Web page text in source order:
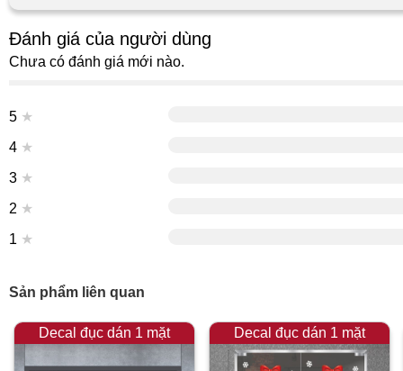
Đánh giá của người dùng
Chưa có đánh giá mới nào.
5 ★
4 ★
3 ★
2 ★
1 ★
Sản phẩm liên quan
Decal đục dán 1 mặt Decal đục dán 1 mặt